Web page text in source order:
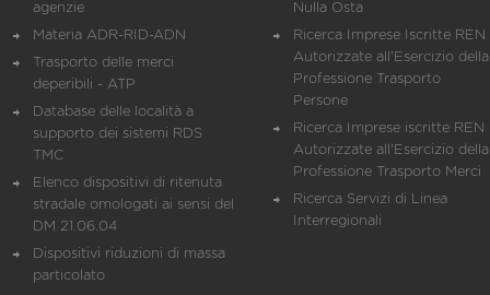
agenzie
Materia ADR-RID-ADN
Trasporto delle merci
deperibili - ATP
Database delle località a
supporto dei sistemi RDS
TMC
Elenco dispositivi di ritenuta
stradale omologati ai sensi del
DM 21.06.04
Dispositivi riduzioni di massa
particolato
Nulla Osta
Ricerca Imprese Iscritte REN
Autorizzate all'Esercizio della
Professione Trasporto
Persone
Ricerca Imprese iscritte REN
Autorizzate all'Esercizio della
Professione Trasporto Merci
Ricerca Servizi di Linea
Interregionali